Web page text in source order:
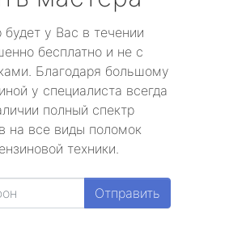
у Вас в течении
бесплатно и не с
Благодаря большому
у специалиста всегда
полный спектр
на все виды поломок
техники.
Отправить